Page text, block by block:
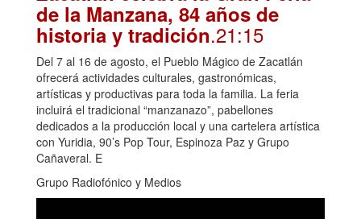
de la Manzana, 84 años de
historia y tradición.21:15
Del 7 al 16 de agosto, el Pueblo Mágico de Zacatlán
ofrecerá actividades culturales, gastronómicas,
artísticas y productivas para toda la familia. La feria
incluirá el tradicional “manzanazo”, pabellones
dedicados a la producción local y una cartelera artística
con Yuridia, 90’s Pop Tour, Espinoza Paz y Grupo
Cañaveral. E
Grupo Radiofónico y Medios